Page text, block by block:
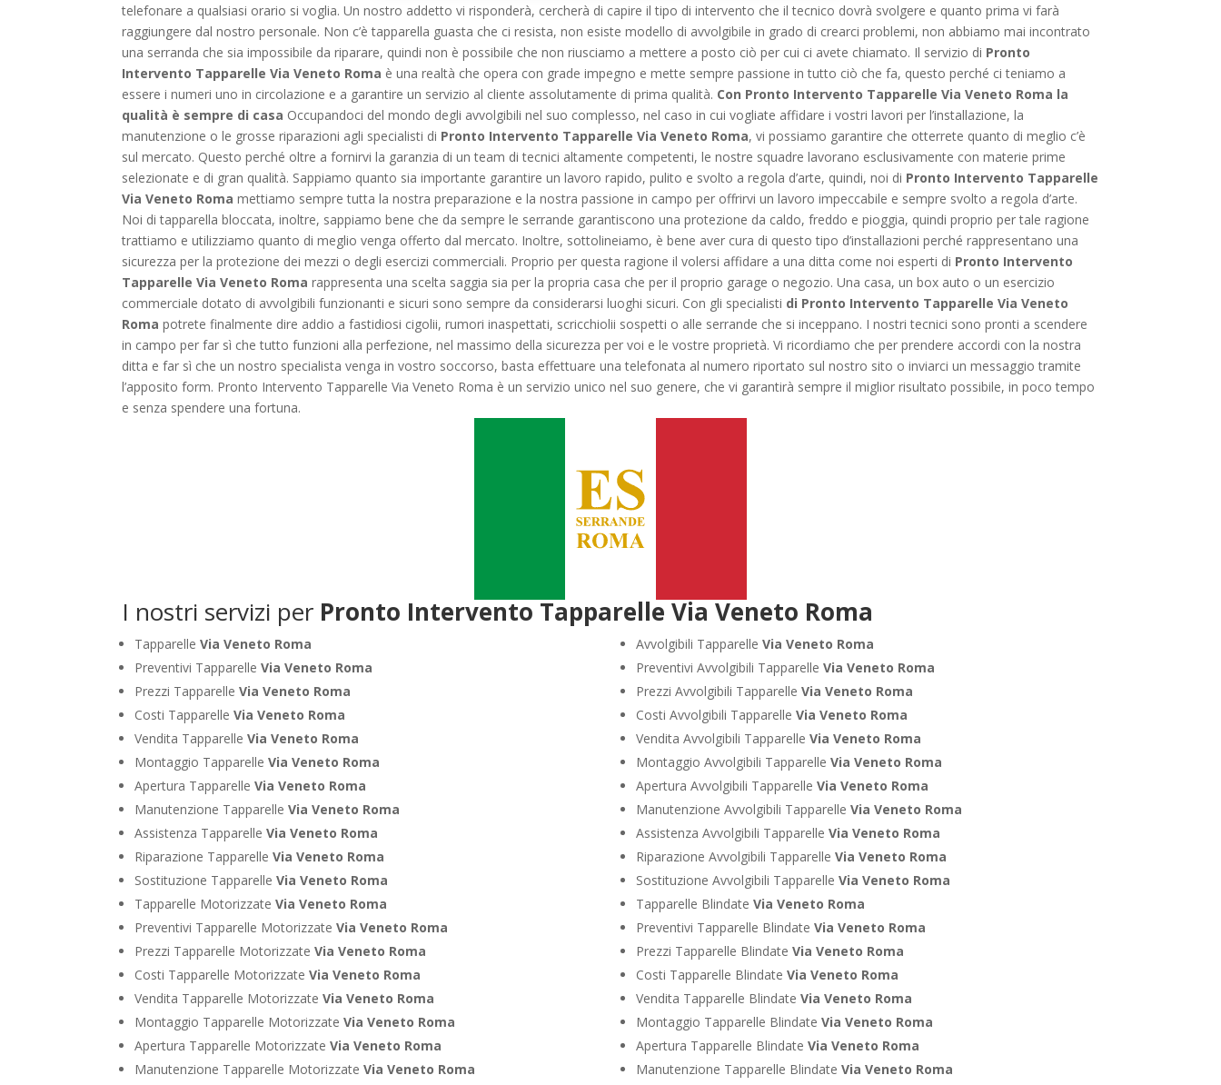
telefonare a qualsiasi orario si voglia. Un nostro addetto vi risponderà, cercherà di capire il tipo di intervento che il tecnico dovrà svolgere e quanto prima vi farà
raggiungere dal nostro personale. Non c’è tapparella guasta che ci resista, non esiste modello di avvolgibile in grado di crearci problemi, non abbiamo mai incontrato
una serranda che sia impossibile da riparare, quindi non è possibile che non riusciamo a mettere a posto ciò per cui ci avete chiamato. Il servizio di Pronto
Intervento Tapparelle Via Veneto Roma è una realtà che opera con grade impegno e mette sempre passione in tutto ciò che fa, questo perché ci teniamo a
essere i numeri uno in circolazione e a garantire un servizio al cliente assolutamente di prima qualità. Con Pronto Intervento Tapparelle Via Veneto Roma la
qualità è sempre di casa Occupandoci del mondo degli avvolgibili nel suo complesso, nel caso in cui vogliate affidare i vostri lavori per l’installazione, la
manutenzione o le grosse riparazioni agli specialisti di Pronto Intervento Tapparelle Via Veneto Roma, vi possiamo garantire che otterrete quanto di meglio c’è
sul mercato. Questo perché oltre a fornirvi la garanzia di un team di tecnici altamente competenti, le nostre squadre lavorano esclusivamente con materie prime
selezionate e di gran qualità. Sappiamo quanto sia importante garantire un lavoro rapido, pulito e svolto a regola d’arte, quindi, noi di Pronto Intervento Tapparelle
Via Veneto Roma mettiamo sempre tutta la nostra preparazione e la nostra passione in campo per offrirvi un lavoro impeccabile e sempre svolto a regola d’arte.
Noi di tapparella bloccata, inoltre, sappiamo bene che da sempre le serrande garantiscono una protezione da caldo, freddo e pioggia, quindi proprio per tale ragione
trattiamo e utilizziamo quanto di meglio venga offerto dal mercato. Inoltre, sottolineiamo, è bene aver cura di questo tipo d’installazioni perché rappresentano una
sicurezza per la protezione dei mezzi o degli esercizi commerciali. Proprio per questa ragione il volersi affidare a una ditta come noi esperti di Pronto Intervento
Tapparelle Via Veneto Roma rappresenta una scelta saggia sia per la propria casa che per il proprio garage o negozio. Una casa, un box auto o un esercizio
commerciale dotato di avvolgibili funzionanti e sicuri sono sempre da considerarsi luoghi sicuri. Con gli specialisti di Pronto Intervento Tapparelle Via Veneto
Roma potrete finalmente dire addio a fastidiosi cigolii, rumori inaspettati, scricchiolii sospetti o alle serrande che si inceppano. I nostri tecnici sono pronti a scendere
in campo per far sì che tutto funzioni alla perfezione, nel massimo della sicurezza per voi e le vostre proprietà. Vi ricordiamo che per prendere accordi con la nostra
ditta e far sì che un nostro specialista venga in vostro soccorso, basta effettuare una telefonata al numero riportato sul nostro sito o inviarci un messaggio tramite
l’apposito form. Pronto Intervento Tapparelle Via Veneto Roma è un servizio unico nel suo genere, che vi garantirà sempre il miglior risultato possibile, in poco tempo
e senza spendere una fortuna.
I nostri servizi per Pronto Intervento Tapparelle Via Veneto Roma
TapparelleVia Veneto Roma
Preventivi TapparelleVia Veneto Roma
Prezzi TapparelleVia Veneto Roma
Costi TapparelleVia Veneto Roma
Vendita TapparelleVia Veneto Roma
Montaggio TapparelleVia Veneto Roma
Apertura TapparelleVia Veneto Roma
Manutenzione TapparelleVia Veneto Roma
Assistenza TapparelleVia Veneto Roma
Riparazione TapparelleVia Veneto Roma
Sostituzione TapparelleVia Veneto Roma
Tapparelle MotorizzateVia Veneto Roma
Preventivi Tapparelle MotorizzateVia Veneto Roma
Prezzi Tapparelle MotorizzateVia Veneto Roma
Costi Tapparelle MotorizzateVia Veneto Roma
Vendita Tapparelle MotorizzateVia Veneto Roma
Montaggio Tapparelle MotorizzateVia Veneto Roma
Apertura Tapparelle MotorizzateVia Veneto Roma
Manutenzione Tapparelle MotorizzateVia Veneto Roma
Avvolgibili Tapparelle Via Veneto Roma
Preventivi Avvolgibili Tapparelle Via Veneto Roma
Prezzi Avvolgibili Tapparelle Via Veneto Roma
Costi Avvolgibili Tapparelle Via Veneto Roma
Vendita Avvolgibili Tapparelle Via Veneto Roma
Montaggio Avvolgibili Tapparelle Via Veneto Roma
Apertura Avvolgibili Tapparelle Via Veneto Roma
Manutenzione Avvolgibili Tapparelle Via Veneto Roma
Assistenza Avvolgibili Tapparelle Via Veneto Roma
Riparazione Avvolgibili Tapparelle Via Veneto Roma
Sostituzione Avvolgibili Tapparelle Via Veneto Roma
Tapparelle Blindate Via Veneto Roma
Preventivi Tapparelle Blindate Via Veneto Roma
Prezzi Tapparelle Blindate Via Veneto Roma
Costi Tapparelle Blindate Via Veneto Roma
Vendita Tapparelle Blindate Via Veneto Roma
Montaggio Tapparelle Blindate Via Veneto Roma
Apertura Tapparelle Blindate Via Veneto Roma
Manutenzione Tapparelle Blindate Via Veneto Roma